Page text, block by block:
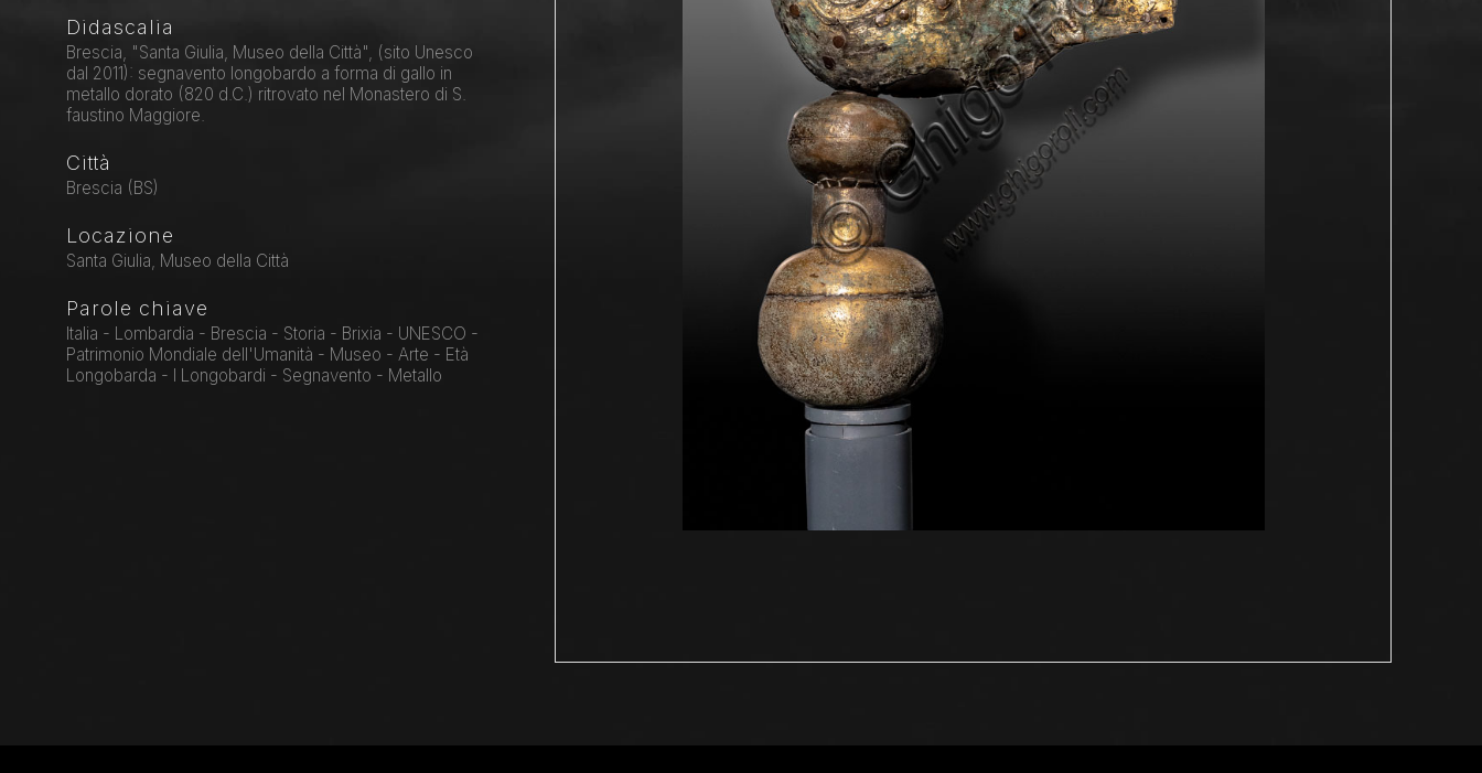
Didascalia
Brescia, "Santa Giulia, Museo della Città", (sito Unesco
dal 2011): segnavento longobardo a forma di gallo in
metallo dorato (820 d.C.) ritrovato nel Monastero di S.
faustino Maggiore.
Città
Brescia (BS)
Locazione
Santa Giulia, Museo della Città
Parole chiave
Italia - Lombardia - Brescia - Storia - Brixia - UNESCO -
Patrimonio Mondiale dell'Umanità - Museo - Arte - Età
Longobarda - I Longobardi - Segnavento - Metallo